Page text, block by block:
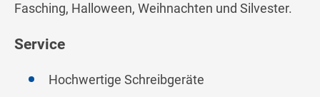
Fasching, Halloween, Weihnachten und Silvester.
Service
Hochwertige Schreibgeräte